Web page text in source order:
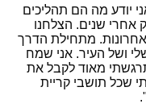
יודע מה הם תהליכים
אחרי שנים. הצלחנו
מתחילת הדרך
ושל העיר. אני שמח
מאוד לקבל את
שכל תושבי קריית